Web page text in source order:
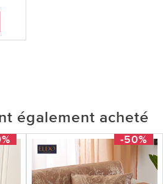
également acheté
-50%